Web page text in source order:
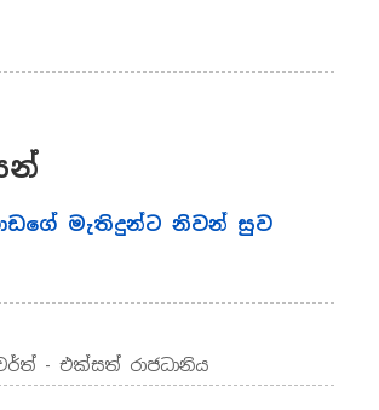
මැතිදුන්ට නිවන් සුව
- එක්සත් රාජධානිය